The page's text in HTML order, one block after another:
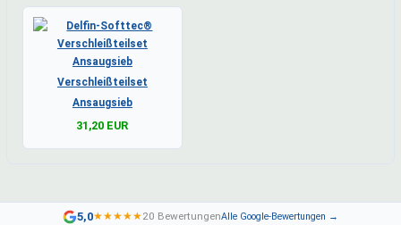
Verschleißteilset
Ansaugsieb
31,20 EUR
5,0★★★★★20 BewertungenAlle Google-Bewertungen →